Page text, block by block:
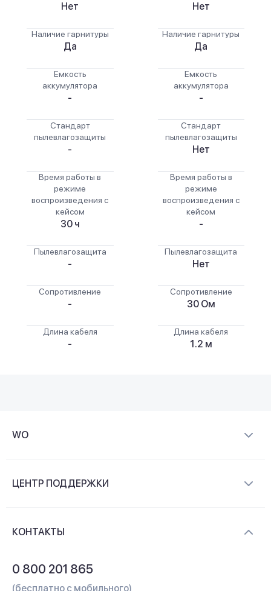
Нет
Наличие гарнитуры
Да
Емкость
аккумулятора
-
Стандарт
пылевлагозащиты
-
Время работы в
режиме
воспроизведения с
кейсом
30 ч
Пылевлагозащита
-
Сопротивление
-
Длина кабеля
-
Нет
Наличие гарнитуры
Да
Емкость
аккумулятора
-
Стандарт
пылевлагозащиты
Нет
Время работы в
режиме
воспроизведения с
кейсом
-
Пылевлагозащита
Нет
Сопротивление
30 Ом
Длина кабеля
1.2 м
WO
Контакты
ЦЕНТР ПОДДЕРЖКИ
КОНТАКТЫ
0 800 201 865
(бесплатно с мобильного)